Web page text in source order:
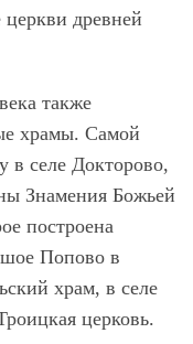
древней
также
храмы. Самой
в селе Докторово,
Знамения Божьей
построена
Попово в
храм, в селе
церковь.